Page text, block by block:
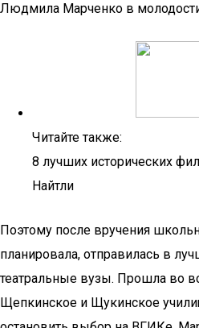
Людмила Марченко в
Читайте также:
8 лучших исторических
Найтли
Поэтому после вручения
планировала, отправилась в
театральные вузы. Прошла во
Щепкинское и Щукинское